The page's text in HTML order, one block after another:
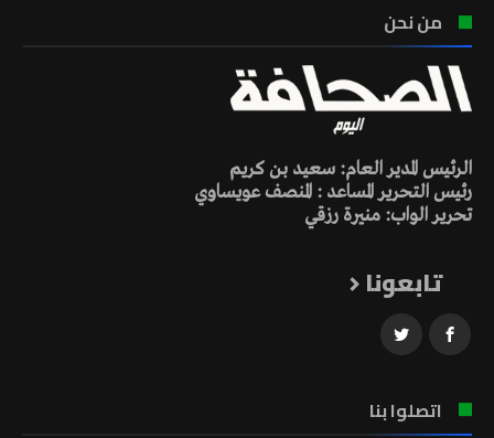
من نحن
الرئيس المدير العام: سعيد بن كريم
رئيس التحرير المساعد : المنصف عويساوي
تحرير الواب: منيرة رزقي
تابعونا
اتصلوا بنا